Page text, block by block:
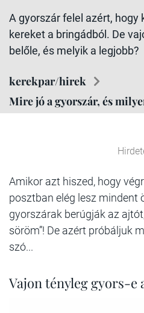
A gyorszár felel azért, hogy
kereket a bringádból. De
belőle, és melyik a legjobb?
kerekpar/hirek
Mire jó a gyorszár, és
Amikor azt hiszed, hogy
posztban elég lesz mindent
gyorszárak berúgják az
söröm”! De azért próbáljuk
szó...
Vajon tényleg gyors-e